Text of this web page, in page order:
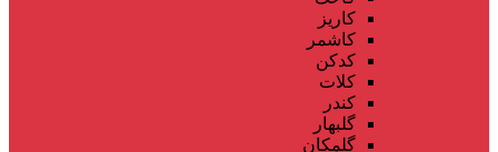
کاریز
کاشمر
کدکن
کلات
کندر
گلبهار
گلمکان